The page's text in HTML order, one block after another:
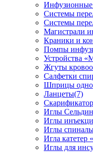
Инфузионные
Системы
Системы
Магистрали
Краники и
Помпы
Устройства
Жгуты
Салфетки
Шприцы
Ланцеты(7)
Иглы
Иглы
Иглы
Игла катетер
Иглы для